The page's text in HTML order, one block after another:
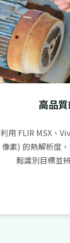
高品
利用 FLIR MSX、
像素) 的熱解析度
鬆識別目標並